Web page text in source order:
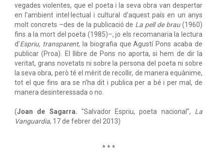
vegades violentes, que el poeta i la seva obra van despertar
en l'ambient intel·lectual i cultural d'aquest país en un anys
molt concrets –des de la publicació de La pell de brau(1960)
fins a la mort del poeta (1985)–, jo els recomanaria la lectura
d'Espriu, transparent, la biografia que Agustí Pons acaba de
publicar (Proa). El llibre de Pons no aporta, si hem de dir la
veritat, grans novetats ni sobre la persona del poeta ni sobre
la seva obra, però té el mèrit de recollir, de manera equànime,
tot el que fins ara se n'ha dit i publica per a bé i per mal, de
manera desinteressada o no.
(Joan de Sagarra. "Salvador Espriu, poeta nacional", La
Vanguardia, 17 de febrer del 2013)
* * *